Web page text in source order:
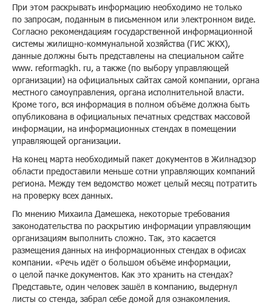
При этом раскрывать информацию необходимо не только
по запросам, поданным в письменном или электронном виде.
Согласно рекомендациям государственной информационной
системы жилищно-коммунальной хозяйства (ГИС ЖКХ),
данные должны быть представлены на специальном сайте
www. reformagkh. ru, а также (по выбору управляющей
организации) на официальных сайтах самой компании, органа
местного самоуправления, органа исполнительной власти.
Кроме того, вся информация в полном объёме должна быть
опубликована в официальных печатных средствах массовой
информации, на информационных стендах в помещении
управляющей организации.
На конец марта необходимый пакет документов в Жилнадзор
области предоставили меньше сотни управляющих компаний
региона. Между тем ведомство может целый месяц потратить
на проверку всех данных.
По мнению Михаила Дамешека, некоторые требования
законодательства по раскрытию информации управляющим
организациям выполнить сложно. Так, это касается
размещения данных на информационных стендах в офисах
компании. «Речь идёт о большом объёме информации,
о целой пачке документов. Как это хранить на стендах?
Представьте, один человек зашёл в компанию, выдернул
листы со стенда, забрал себе домой для ознакомления.